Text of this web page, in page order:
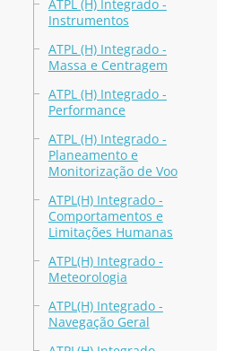
ATPL (H) Integrado -
Instrumentos
ATPL (H) Integrado -
Massa e Centragem
ATPL (H) Integrado -
Performance
ATPL (H) Integrado -
Planeamento e
Monitorização de Voo
ATPL(H) Integrado -
Comportamentos e
Limitações Humanas
ATPL(H) Integrado -
Meteorologia
ATPL(H) Integrado -
Navegação Geral